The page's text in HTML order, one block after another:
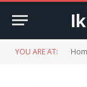
YOU ARE AT: